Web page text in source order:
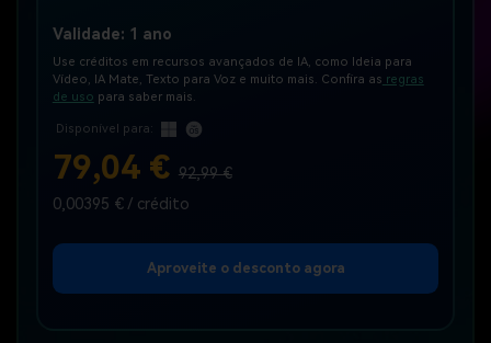
Validade: 1 ano
Use créditos em recursos avançados de IA, como Ideia para
Vídeo, IA Mate, Texto para Voz e muito mais. Confira as regras
de uso para saber mais.
Disponível para:
79,04 € 92,99 €
0,00395 € / crédito
Aproveite o desconto agora